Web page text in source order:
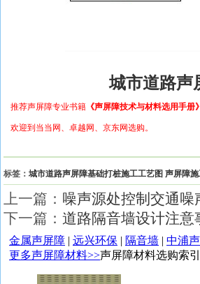
城市道路声
推荐声屏障专业书籍 《声屏障技术与材料选用手册》
欢迎到当当网、卓越网、京东网选购。
标签： 城市道路声屏障基础打桩施工工艺图 声屏障
上一篇： 噪声源处控制交通噪
下一篇： 道路隔音墙设计注意